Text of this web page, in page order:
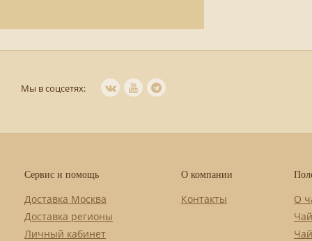
Мы в соцсетях:
Сервис и помощь
Доставка Москва
Доставка регионы
Личный кабинет
О компании
Контакты
О